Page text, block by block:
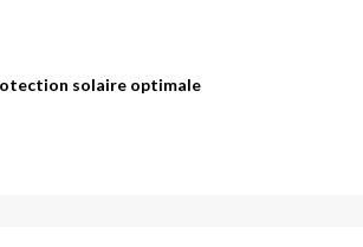
solaire optimale